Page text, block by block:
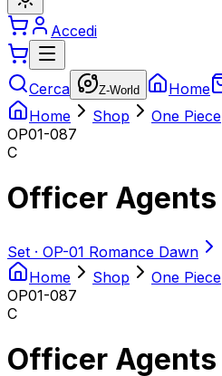
Accedi
Cerca Z-World Home
Home
Shop One Piece
OP01-087
C
Officer Agents
Set · OP-01 Romance Dawn
Home
Shop One Piece
OP01-087
C
Officer Agents